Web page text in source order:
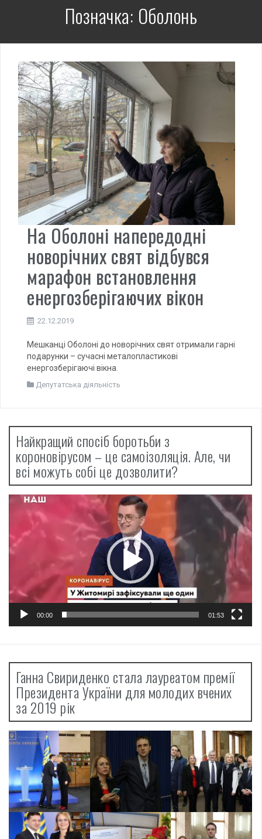
Позначка: Оболонь
На Оболоні напередодні
новорічних свят відбувся
марафон встановлення
енергозберігаючих вікон
22.12.2019
Мешканці Оболоні до новорічних свят отримали гарні
подарунки – сучасні металопластикові
енергозберігаючі вікна.
Депутатська діяльність
Найкращий спосіб боротьби з
короновірусом – це самоізоляція. Але, чи
всі можуть собі це дозволити?
Відеопрогравач
00:00 01:53
Ганна Свириденко стала лауреатом премії
Президента України для молодих вчених
за 2019 рік